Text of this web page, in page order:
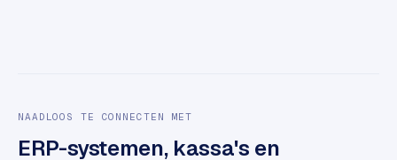
k
NAADLOOS TE CONNECTEN MET
ERP-systemen, kassa's en